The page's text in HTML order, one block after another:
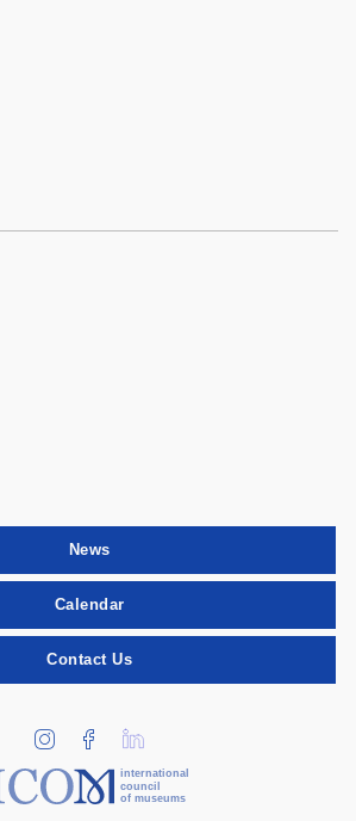
News
Calendar
Contact Us
international
council
of museums